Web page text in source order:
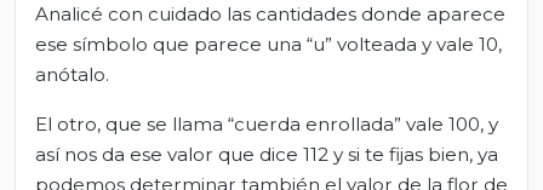
Analicé con cuidado las cantidades donde aparece
ese símbolo que parece una “u” volteada y vale 10,
anótalo.
El otro, que se llama “cuerda enrollada” vale 100, y
así nos da ese valor que dice 112 y si te fijas bien, ya
podemos determinar también el valor de la flor de